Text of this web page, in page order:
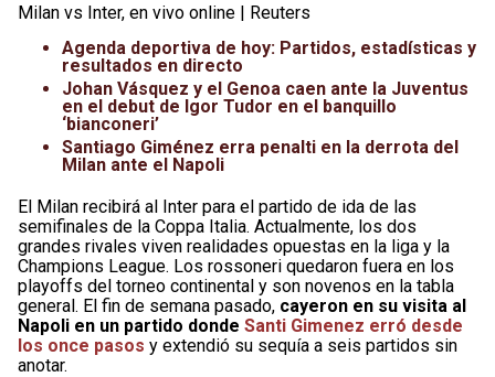
Milan vs Inter, en vivo online | Reuters
Agenda deportiva de hoy: Partidos, estadísticas y
resultados en directo
Johan Vásquez y el Genoa caen ante la Juventus
en el debut de Igor Tudor en el banquillo
‘bianconeri’
Santiago Giménez erra penalti en la derrota del
Milan ante el Napoli
El Milan recibirá al Inter para el partido de ida de las
semifinales de la Coppa Italia. Actualmente, los dos
grandes rivales viven realidades opuestas en la liga y la
Champions League. Los rossoneri quedaron fuera en los
playoffs del torneo continental y son novenos en la tabla
general. El fin de semana pasado, cayeron en su visita al
Napoli en un partido donde Santi Gimenez erró desde
los once pasos y extendió su sequía a seis partidos sin
anotar.